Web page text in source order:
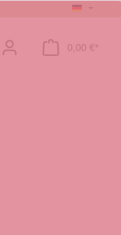
0,00 €*